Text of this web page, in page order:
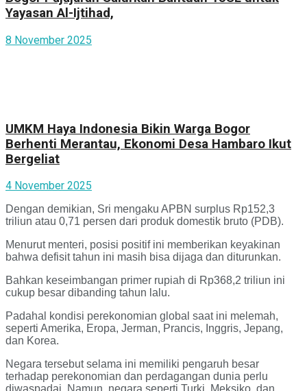
Yayasan Al-Ijtihad,
8 November 2025
UMKM Haya Indonesia Bikin Warga Bogor
Berhenti Merantau, Ekonomi Desa Hambaro Ikut
Bergeliat
4 November 2025
Dengan demikian, Sri mengaku APBN surplus Rp152,3
triliun atau 0,71 persen dari produk domestik bruto (PDB).
Menurut menteri, posisi positif ini memberikan keyakinan
bahwa defisit tahun ini masih bisa dijaga dan diturunkan.
Bahkan keseimbangan primer rupiah di Rp368,2 triliun ini
cukup besar dibanding tahun lalu.
Padahal kondisi perekonomian global saat ini melemah,
seperti Amerika, Eropa, Jerman, Prancis, Inggris, Jepang,
dan Korea.
Negara tersebut selama ini memiliki pengaruh besar
terhadap perekonomian dan perdagangan dunia perlu